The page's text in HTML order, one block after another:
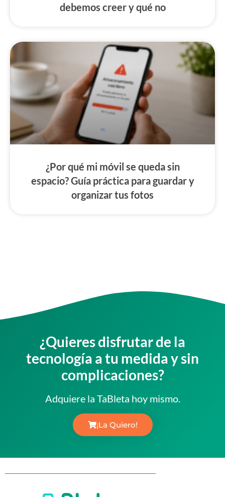
debemos creer y qué no
¿Por qué mi móvil se queda sin
espacio? Guía práctica para guardar y
organizar tus fotos
¿Quieres disfrutar de la
tecnología a tu medida y sin
complicaciones?
Adquiere la TaBleta hoy mismo.
¡La Quiero!